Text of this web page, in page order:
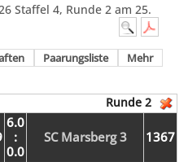
Staffel 4, Runde 2 am 25.
Paarungsliste Mehr
Runde 2
6.0
:
0.0
SC Marsberg 3 1367